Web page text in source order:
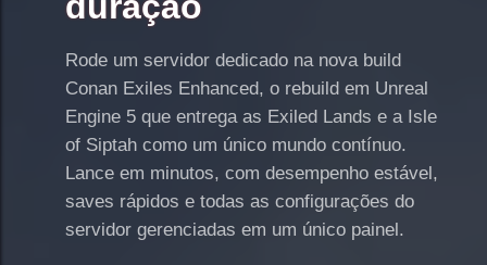
Rode um servidor dedicado na nova build
Conan Exiles Enhanced, o rebuild em Unreal
Engine 5 que entrega as Exiled Lands e a Isle
of Siptah como um único mundo contínuo.
Lance em minutos, com desempenho estável,
saves rápidos e todas as configurações do
servidor gerenciadas em um único painel.